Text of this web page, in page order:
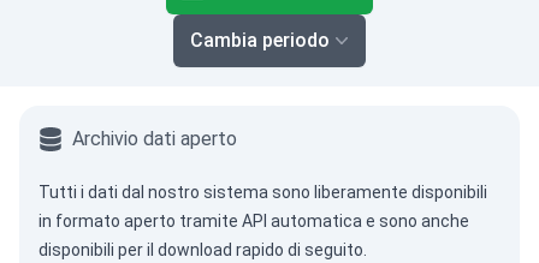
Cambia periodo
Archivio dati aperto
Tutti i dati dal nostro sistema sono liberamente disponibili
in formato aperto tramite API automatica e sono anche
disponibili per il download rapido di seguito.